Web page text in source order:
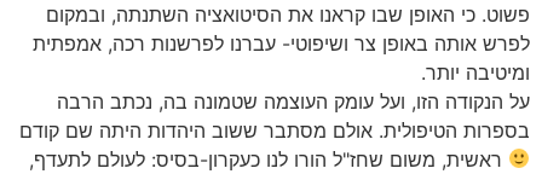
פשוט. כי האופן שבו קראנו את הסיטואציה השתנתה, ובמקום
לפרש אותה באופן צר ושיפוטי- עברנו לפרשנות רכה, אמפתית
ומיטיבה יותר.
על הנקודה הזו, ועל עומק העוצמה שטמונה בה, נכתב הרבה
בספרות הטיפולית. אולם מסתבר ששוב היהדות היתה שם קודם
ראשית, משום שחז"ל הורו לנו כעקרון-בסיס: לעולם לתעדף,